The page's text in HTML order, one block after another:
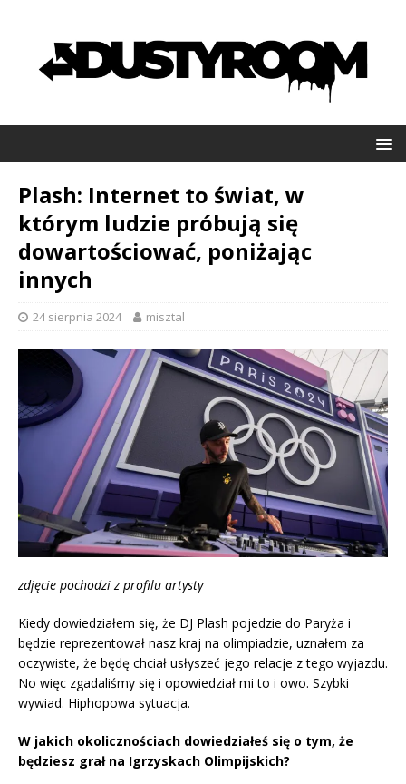
Plash: Internet to świat, w
którym ludzie próbują się
dowartościować, poniżając
innych
24 sierpnia 2024 misztal
zdjęcie pochodzi z profilu artysty
Kiedy dowiedziałem się, że DJ Plash pojedzie do Paryża i
będzie reprezentował nasz kraj na olimpiadzie, uznałem za
oczywiste, że będę chciał usłyszeć jego relacje z tego wyjazdu.
No więc zgadaliśmy się i opowiedział mi to i owo. Szybki
wywiad. Hiphopowa sytuacja.
W jakich okolicznościach dowiedziałeś się o tym, że
będziesz grał na Igrzyskach Olimpijskich?